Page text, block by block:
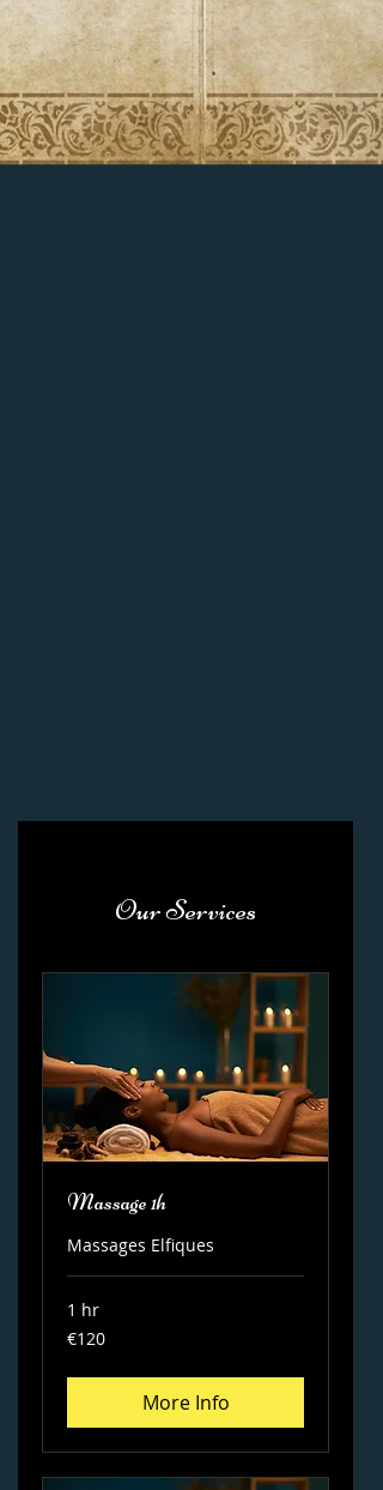
Our Services
Massage 1h
Massages Elfiques
1 hr
120
euros
€120
More Info